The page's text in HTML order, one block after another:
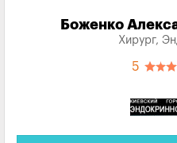
Боженко
Хирург,
5